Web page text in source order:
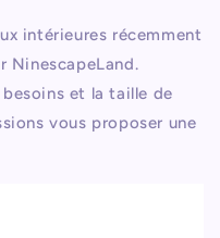
intérieures récemment
NinescapeLand.
et la taille de
vous proposer une